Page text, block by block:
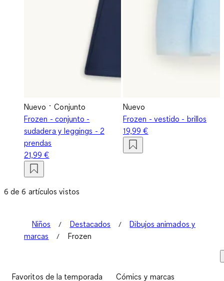
Nuevo
Conjunto
Frozen - conjunto -
sudadera y leggings - 2
prendas
21,99 €
Nuevo
Frozen - vestido - brillos
19,99 €
6 de 6 artículos vistos
Niños Destacados
Dibujos animados y
marcas
Frozen
Favoritos de la temporada
Cómics y marcas